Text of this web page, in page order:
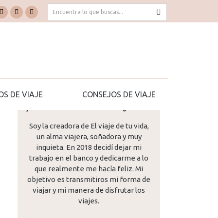
Pinterest
window
YouTube
window
TripAdvisor
window
DE VIAJE CONSEJOS DE VIAJE
Soy la creadora de El viaje de tu vida,
un alma viajera, soñadora y muy
inquieta. En 2018 decidí dejar mi
trabajo en el banco y dedicarme a lo
que realmente me hacía feliz. Mi
objetivo es transmitiros mi forma de
viajar y mi manera de disfrutar los
viajes.